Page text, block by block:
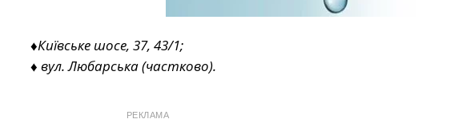
♦️Київське шосе, 37, 43/1;
♦️ вул. Любарська (частково).
РЕКЛАМА